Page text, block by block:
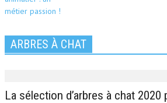
ARBRES À CHAT
La sélection d’arbres à chat 2020